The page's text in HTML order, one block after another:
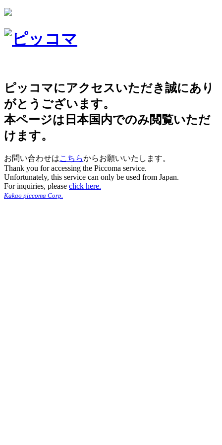
ピッコマにアクセスいただき誠にあり
がとうございます。
本ページは日本国内でのみ閲覧いただ
けます。
お問い合わせはこちらからお願いいたします。
Thank you for accessing the Piccoma service.
Unfortunately, this service can only be used from Japan.
For inquiries, please click here.
Kakao piccoma Corp.